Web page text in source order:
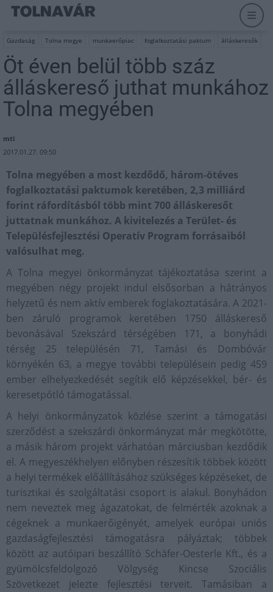
Gazdaság Tolna megye munkaerőpiac foglalkoztatási paktum álláskeresők
Öt éven belül több száz
álláskereső juthat munkához
Tolna megyében
mti
2017.01.27. 09:50
Tolna megyében a most kezdődő, három-ötéves
foglalkoztatási paktumok keretében, 2,3 milliárd
forint ráfordításból több mint 700 álláskeresőt
juttatnak munkához. A kivitelezés a Terület- és
Településfejlesztési Operatív Program forrásaiból
valósulhat meg.
A Tolna megyei önkormányzat tájékoztatása szerint a
megyében négy projekt indul elsősorban a hátrányos
helyzetű és nem aktív emberek foglakoztatására. A 2021-
ben záruló programok keretében 1750 álláskereső
bevonásával Szekszárd térségében 171, a bonyhádi
térség 25 településén 71, Tamási és Dombóvár
környékén 63, a megye további településein pedig 459
ember elhelyezkedését segítik elő képzésekkel, bér- és
keresetpótló támogatással.
A helyi önkormányzatok közlése szerint a támogatási
szerződést a szekszárdi önkormányzat már megkötötte,
a másik három projekt várhatóan márciusban kezdődik
el. A megyeszékhelyen előnyben részesítik többek között
a helyi termékek előállításához szükséges képzéseket, de
turisztikai és szolgáltatási csoport is alakul. Bonyhádon
nem neveztek meg ágazatokat, de felmérték azoknak a
cégeknek a munkaerőigényét, amelyek európai uniós
gazdaságfejlesztési támogatásra pályáztak; többek
között az autóipari beszállító Schäfer-Oesterle Kft., és a
gyümölcsfeldolgozó Völgység Kincse Szociális
Szövetkezet jelezte fejlesztési terveit. Tamásiban a